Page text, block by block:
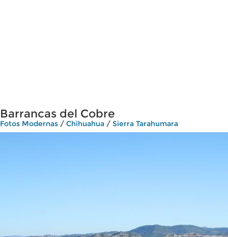
Barrancas del Cobre
Fotos Modernas / Chihuahua / Sierra Tarahumara